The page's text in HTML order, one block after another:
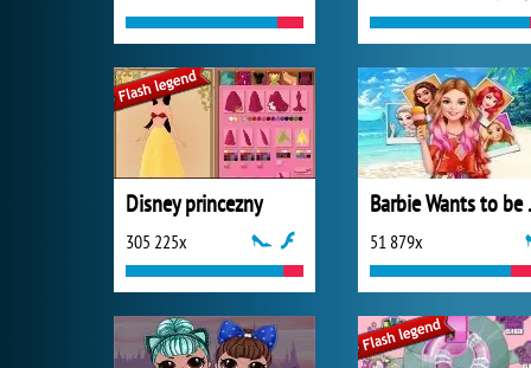
Disney princezny
305 225x 51 879x